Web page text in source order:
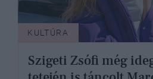
KULTÚRA
Szigeti Zsófi még